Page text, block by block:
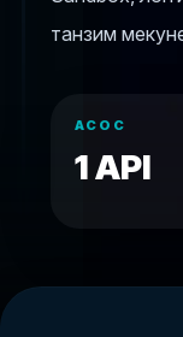
танзим
АСОС
1 API